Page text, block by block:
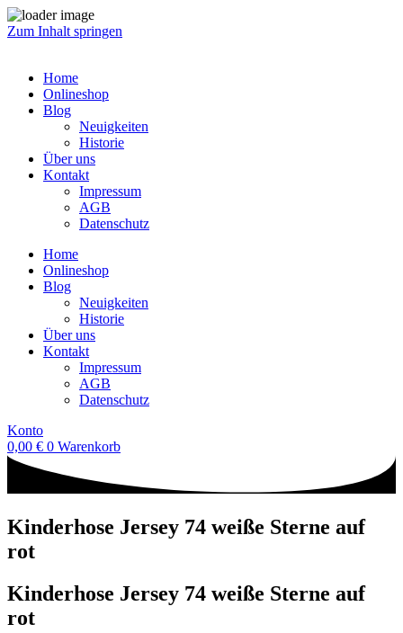
Zum Inhalt springen
Home
Onlineshop
Blog
Neuigkeiten
Historie
Über uns
Kontakt
Impressum
AGB
Datenschutz
Home
Onlineshop
Blog
Neuigkeiten
Historie
Über uns
Kontakt
Impressum
AGB
Datenschutz
Konto
0,00 € 0 Warenkorb
Kinderhose Jersey 74 weiße Sterne auf
rot
Kinderhose Jersey 74 weiße Sterne auf
rot